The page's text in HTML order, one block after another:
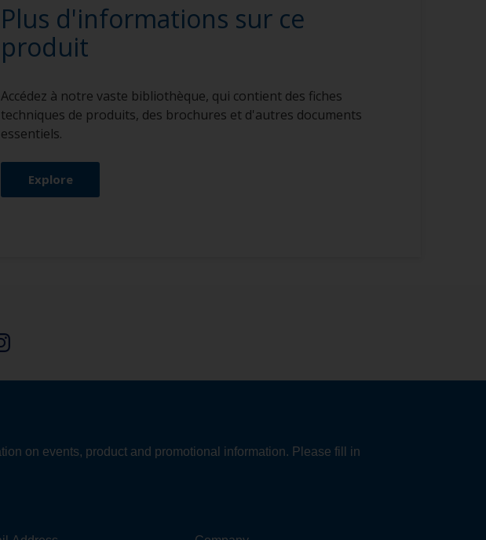
Plus d'informations sur ce
produit
Accédez à notre vaste bibliothèque, qui contient des fiches
techniques de produits, des brochures et d'autres documents
essentiels.
Explore